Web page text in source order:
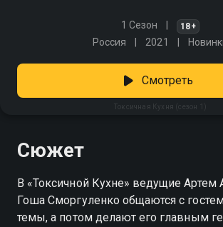
1 Сезон 18+
Россия 2021
Токсичная Кухня (сезон 1)
Смотреть
Сюжет
В «Токсичной Кухне» ведущие Артем
Гоша Сморгуленко общаются с
темы, а потом делают его главным